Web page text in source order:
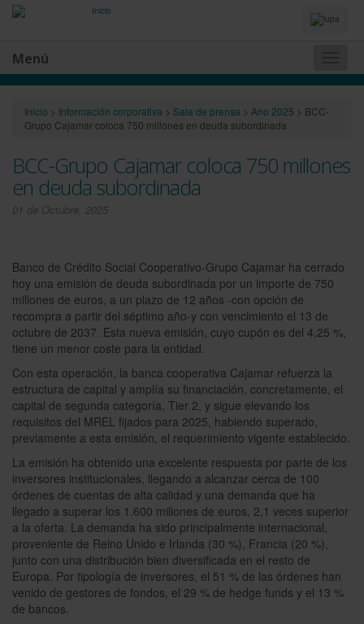
Idiomas
y
Menú
Inicio > Información corporativa > Sala de prensa > Ano 2025 > BCC-
Grupo Cajamar coloca 750 millones en deuda subordinada
BCC-Grupo Cajamar coloca 750 millones
en deuda subordinada
01 de Octubre, 2025
Banco de Crédito Social Cooperativo-Grupo Cajamar ha cerrado
hoy una emisión de deuda subordinada por un importe de 750
millones de euros, a un plazo de 12 años -con opción de
recompra a partir del séptimo año-y con vencimiento el 13 de
octubre de 2037. Esta nueva emisión, cuyo cupón es del 4,25 %,
tiene un menor coste para la entidad.
Con esta operación, la banca cooperativa Cajamar refuerza la
estructura de capital y amplía su financiación, concretamente, el
capital de segunda categoría, Tier 2, y sigue elevando los
requisitos del MREL fijados para 2025, habiendo superado,
previamente a esta emisión, el requerimiento vigente establecido.
La emisión ha obtenido una excelente respuesta por parte de los
inversores institucionales, llegando a alcanzar cerca de 100
órdenes de cuentas de alta calidad y una demanda que ha
llegado a superar los 1.600 millones de euros, 2,1 veces superior
a la oferta. La demanda ha sido principalmente internacional,
proveniente de Reino Unido e Irlanda (30 %), Francia (20 %),
junto con una distribución bien diversificada en el resto de
Europa. Por tipología de inversores, el 51 % de las órdenes han
venido de gestores de fondos, el 29 % de hedge funds y el 13 %
de bancos.